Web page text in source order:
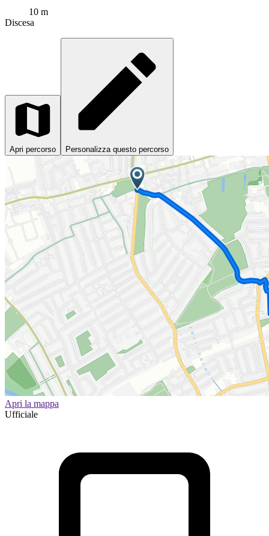
10 m
Discesa
Apri percorso Personalizza questo percorso
Apri la mappa
Ufficiale